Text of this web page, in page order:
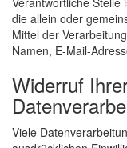
die allein oder
Mittel der
Namen, E-Mail-
Widerruf
Viele